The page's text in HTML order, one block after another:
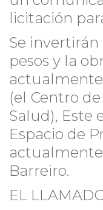
licitación
Se invertirán
pesos y la
actualmente
(el Centro
Salud), Este
Espacio de
Barreiro.
EL